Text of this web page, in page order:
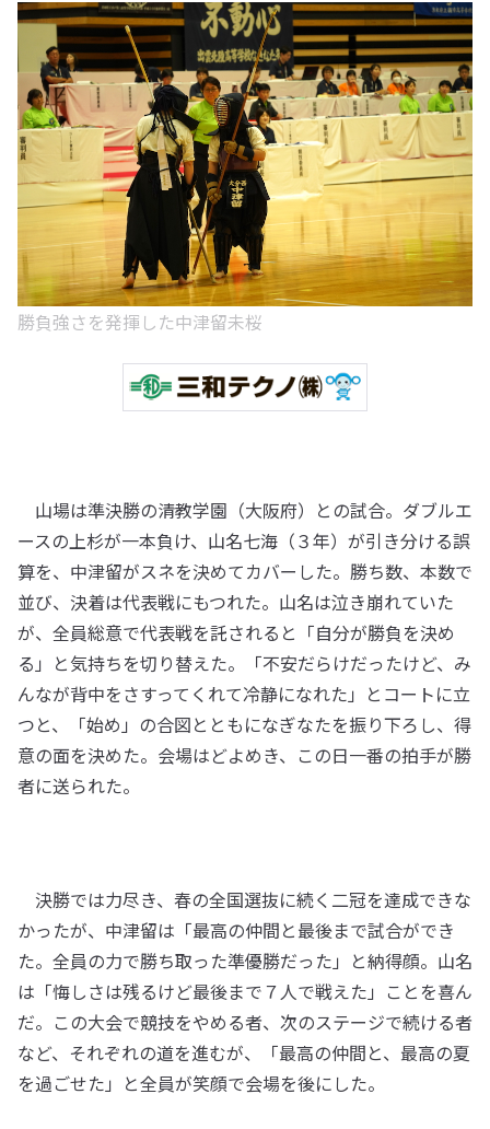
勝負強さを発揮した中津留未桜
山場は準決勝の清教学園（大阪府）との試合。ダブルエ
ースの上杉が一本負け、山名七海（３年）が引き分ける誤
算を、中津留がスネを決めてカバーした。勝ち数、本数で
並び、決着は代表戦にもつれた。山名は泣き崩れていた
が、全員総意で代表戦を託されると「自分が勝負を決め
る」と気持ちを切り替えた。「不安だらけだったけど、み
んなが背中をさすってくれて冷静になれた」とコートに立
つと、「始め」の合図とともになぎなたを振り下ろし、得
意の面を決めた。会場はどよめき、この日一番の拍手が勝
者に送られた。
決勝では力尽き、春の全国選抜に続く二冠を達成できな
かったが、中津留は「最高の仲間と最後まで試合ができ
た。全員の力で勝ち取った準優勝だった」と納得顔。山名
は「悔しさは残るけど最後まで７人で戦えた」ことを喜ん
だ。この大会で競技をやめる者、次のステージで続ける者
など、それぞれの道を進むが、「最高の仲間と、最高の夏
を過ごせた」と全員が笑顔で会場を後にした。